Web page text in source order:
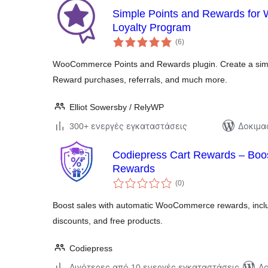
Simple Points and Rewards for
Loyalty Program
(6αξιολογήσεις
σύνολο
)
WooCommerce Points and Rewards plugin. Create a
Reward purchases, referrals, and much more.
Elliot Sowersby / RelyWP
300+ ενεργές εγκαταστάσεις
Codiepress Cart Rewards –
Rewards
(0αξιολογήσεις
σύνολο
)
Boost sales with automatic WooCommerce rewards,
discounts, and free products.
Codiepress